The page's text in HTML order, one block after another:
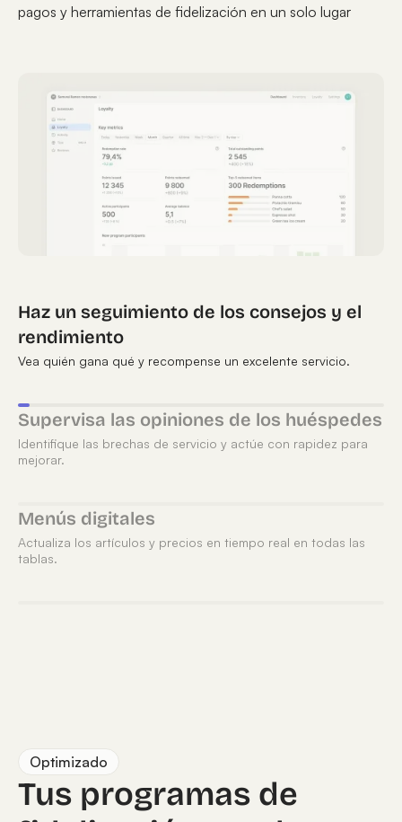
pagos y herramientas de fidelización en un solo lugar
Haz un seguimiento de los consejos y el
rendimiento
Vea quién gana qué y recompense un excelente servicio.
Supervisa las opiniones de los huéspedes
Identifique las brechas de servicio y actúe con rapidez para
mejorar.
Menús digitales
Actualiza los artículos y precios en tiempo real en todas las
tablas.
Optimizado
Tus programas de